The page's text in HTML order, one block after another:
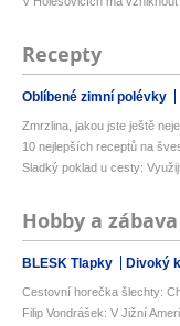
Recepty
Oblíbené zimní polévky
Zmrzlina, jakou jste ještě
10 nejlepších receptů na
Sladký poklad u cesty:
Hobby a zábava
BLESK Tlapky Divoký
Cestovní horečka šlechty:
Filip Vondrášek: V Jižní